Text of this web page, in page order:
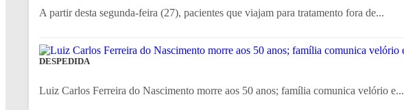
A partir desta segunda-feira (27), pacientes que viajam para tratamento fora de...
DESPEDIDA
Luiz Carlos Ferreira do Nascimento morre aos 50 anos; família comunica velório e...